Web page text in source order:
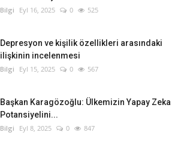
Bilgi Eyl 16, 2025 0 525
Depresyon ve kişilik özellikleri arasındaki
ilişkinin incelenmesi
Bilgi Eyl 15, 2025 0 567
Başkan Karagözoğlu: Ülkemizin Yapay Zeka
Potansiyelini...
Bilgi Eyl 8, 2025 0 847